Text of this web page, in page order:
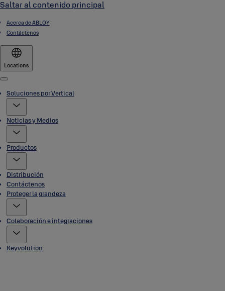
Saltar al contenido principal
Acerca de ABLOY
Contáctenos
Locations
Menu
Soluciones por Vertical
Noticias y Medios
Productos
Distribución
Contáctenos
Proteger la grandeza
Colaboración e integraciones
Keyvolution